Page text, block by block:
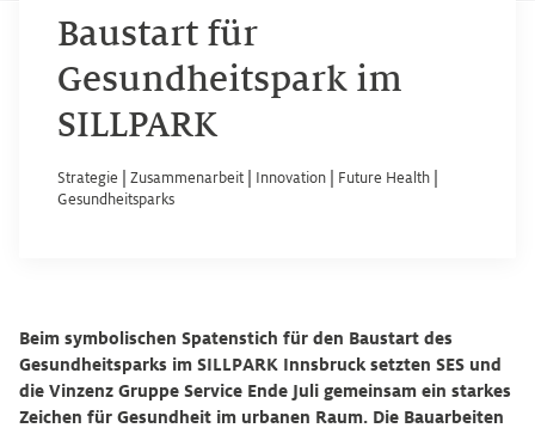
Baustart für
Gesundheitspark im
SILLPARK
Strategie Zusammenarbeit Innovation Future Health
Gesundheitsparks
Beim symbolischen Spatenstich für den Baustart des
Gesundheitsparks im SILLPARK Innsbruck setzten SES und
die Vinzenz Gruppe Service Ende Juli gemeinsam ein starkes
Zeichen für Gesundheit im urbanen Raum. Die Bauarbeiten